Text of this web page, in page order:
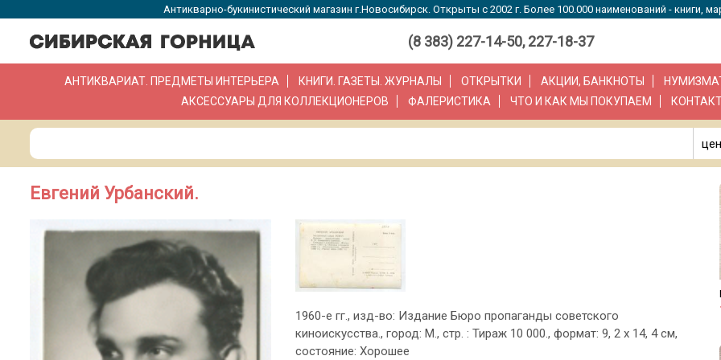
Антикварно-букинистический магазин г.Новосибирск. Открыты с 2002 г. Более 100.000 наименований - книги,
(8 383) 227-14-50, 227-18-37
АНТИКВАРИАТ. ПРЕДМЕТЫ ИНТЕРЬЕРА КНИГИ. ГАЗЕТЫ. ЖУРНАЛЫ ОТКРЫТКИ АКЦИИ, БАНКНОТЫ
АКСЕССУАРЫ ДЛЯ КОЛЛЕКЦИОНЕРОВ
ФАЛЕРИСТИКА ЧТО И КАК МЫ ПОКУПАЕМ
Евгений Урбанский.
1960-е гг., изд-во: Издание Бюро пропаганды советского
киноискусства., город: М., стр. : Тираж 10 000., формат: 9, 2 х 14, 4 см,
состояние: Хорошее